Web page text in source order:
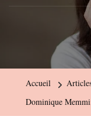
Accueil
Dominique